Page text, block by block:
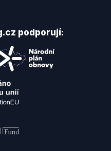
podporují: